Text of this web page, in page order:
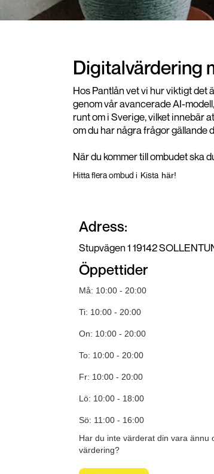
Digitalvärdering
Hos Pantlån vet vi hur viktigt det
genom vår avancerade AI-
runt om i Sverige, vilket innebär
om du har några frågor gällande
När du kommer till ombudet ska
Hitta flera ombud i Kista här!
Adress:
Stupvägen 1 19142
Öppettider
Må: 10:00 - 20:00
Ti: 10:00 - 20:00
On: 10:00 - 20:00
To: 10:00 - 20:00
Fr: 10:00 - 20:00
Lö: 10:00 - 18:00
Sö: 11:00 - 16:00
Har du inte värderat din vara ännu
värdering?